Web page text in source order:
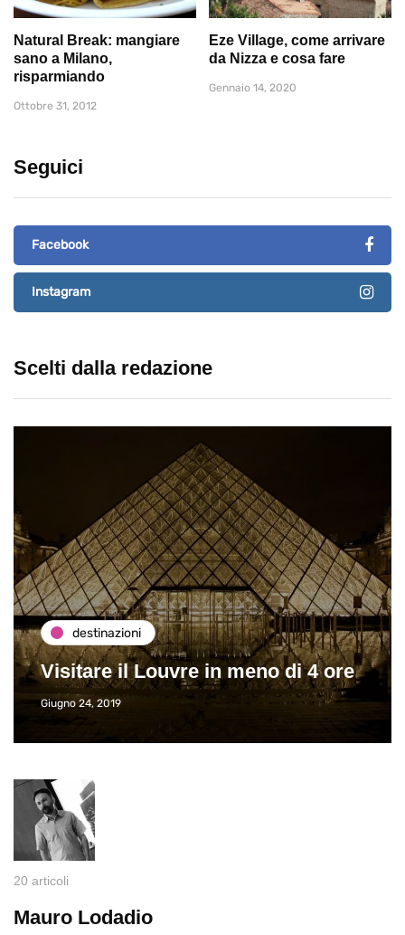
Natural Break: mangiare
sano a Milano,
risparmiando
Ottobre 31, 2012
Eze Village, come arrivare
da Nizza e cosa fare
Gennaio 14, 2020
Seguici
Facebook
Instagram
Scelti dalla redazione
destinazioni
Visitare il Louvre in meno di 4 ore
Giugno 24, 2019
20 articoli
Mauro Lodadio